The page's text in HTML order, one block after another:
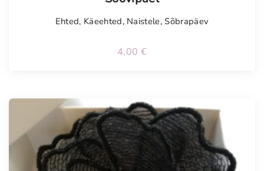
Ehted, Käeehted, Naistele,Sõbrapäev
4,00 €